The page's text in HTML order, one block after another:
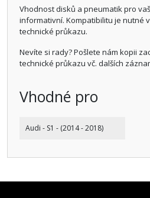
Vhodnost disků a pneumatik pro
informativní. Kompatibilitu je nutné
technické průkazu.
Nevíte si rady? Pošlete nám kopii
technické průkazu vč. dalších
Vhodné pro
Audi - S1 - (2014 - 2018)